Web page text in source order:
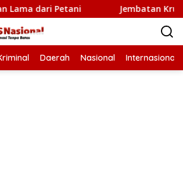
Petani Jembatan Krueng
Daerah Nasional Internasional